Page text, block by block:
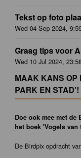
Tekst op foto
Wed 04 Sep 2024,
Graag tips voor
Wed 10 Jul 2024,
MAAK KANS OP
PARK EN STAD'!
Doe ook mee met
het boek 'Vogels
De Birdpix opdracht